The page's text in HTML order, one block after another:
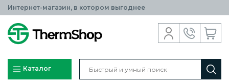
Интернет-магазин, в котором выгоднее
Каталог